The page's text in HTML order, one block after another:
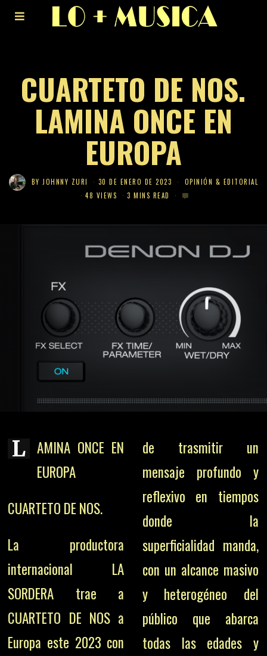
CUARTETO DE NOS.
LAMINA ONCE EN
EUROPA
BYJOHNNY ZURI 30 DE ENERO DE 2023
OPINIÓN & EDITORIAL
48 VIEWS
3 MINS READ
L AMINA ONCE EN
EUROPA
CUARTETO DE NOS.
La productora
internacional LA
SORDERA trae a
CUARTETO DE NOS a
Europa este 2023 con
de trasmitir un
mensaje profundo y
reflexivo en tiempos
donde la
superficialidad manda,
con un alcance masivo
y heterogéneo del
público que abarca
todas las edades y